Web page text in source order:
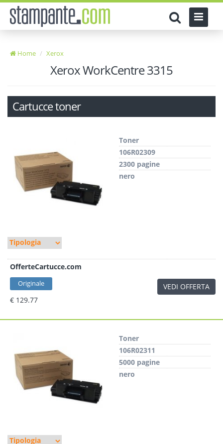
Home Xerox
Xerox WorkCentre 3315
Cartucce toner
Toner
106R02309
2300 pagine
nero
OfferteCartucce.com
Originale
€ 129.77
VEDI OFFERTA
Toner
106R02311
5000 pagine
nero